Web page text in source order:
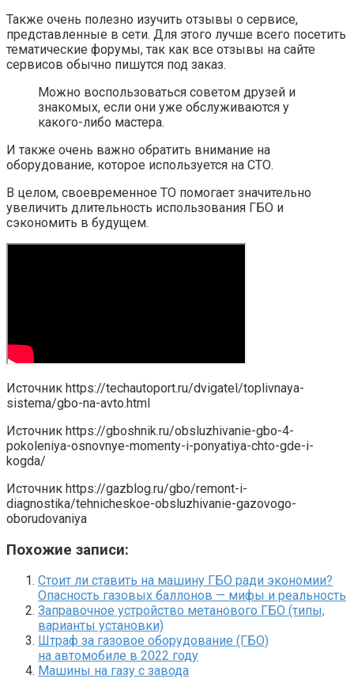
Также очень полезно изучить отзывы о сервисе,
представленные в сети. Для этого лучше всего посетить
тематические форумы, так как все отзывы на сайте
сервисов обычно пишутся под заказ.
Можно воспользоваться советом друзей и
знакомых, если они уже обслуживаются у
какого-либо мастера.
И также очень важно обратить внимание на
оборудование, которое используется на СТО.
В целом, своевременное ТО помогает значительно
увеличить длительность использования ГБО и
сэкономить в будущем.
Источник https://techautoport.ru/dvigatel/toplivnaya-
sistema/gbo-na-avto.html
Источник https://gboshnik.ru/obsluzhivanie-gbo-4-
pokoleniya-osnovnye-momenty-i-ponyatiya-chto-gde-i-
kogda/
Источник https://gazblog.ru/gbo/remont-i-
diagnostika/tehnicheskoe-obsluzhivanie-gazovogo-
oborudovaniya
Похожие записи:
Стоит ли ставить на машину ГБО ради экономии?
Опасность газовых баллонов — мифы и реальность
Заправочное устройство метанового ГБО (типы,
варианты установки)
Штраф за газовое оборудование (ГБО)
на автомобиле в 2022 году
Машины на газу с завода